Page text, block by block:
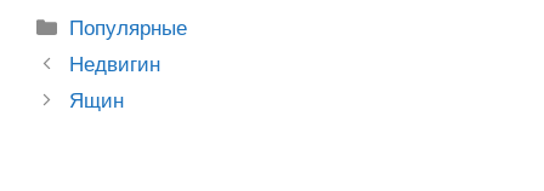
kl
a
b
s
A
p
gr
a
Рубрики
Популярные
Post
navigation
Недвигин
Ящин